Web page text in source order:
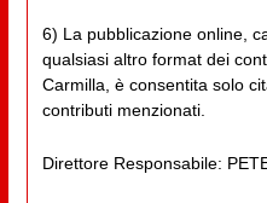
6) La pubblicazione online,
qualsiasi altro format dei
Carmilla, è consentita solo
contributi menzionati.
Direttore Responsabile: